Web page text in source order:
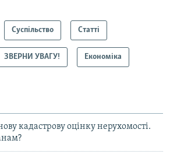
Суспільство Статті
ЗВЕРНИ УВАГУ! Економіка
кадастрову оцінку нерухомості.